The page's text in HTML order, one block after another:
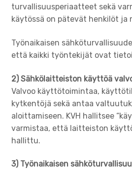
turvallisuusperiaatteet sekä
käytössä on pätevät henkilöt ja
Työnaikaisen
että kaikki työntekijät ovat
2) Sähkölaitteiston käyttöä
Valvoo käyttötoimintaa,
kytkentöjä sekä antaa
aloittamiseen. KVH hallitsee
varmistaa, että laitteiston
hallittu.
3) Työnaikaisen